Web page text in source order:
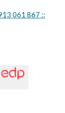
061 867 ::